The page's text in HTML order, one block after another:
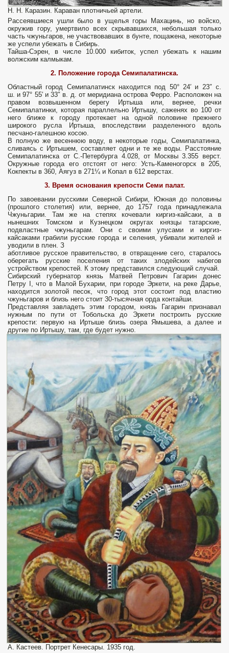
Н. Н. Каразин. Караван плотничьей артели.
Рассеявшиеся ушли было в ущелья горы Махацинь, но войско,
окружив гору, умертвило всех скрывавшихся, небольшая только
часть чжуньгаров, не участвовавших в бунте, пощажена, некоторые
же успели убежать в Сибирь.
Тайша-Сэрен, в числе 10.000 кибиток, успел убежать к нашим
волжским калмыкам.
2. Положение города Семипалатинска.
Областный город Семипалатинск находится под 50° 24′ и 23″ с.
ш. и 97° 55′ и 33″ в. д. от меридиана острова Ферро. Расположен на
правом возвышенном берегу Иртыша или, вернее, речки
Семипалатинки, которая параллельно Иртышу, саженях во 100 от
него ближе к городу протекает на одной половине прежнего
широкого русла Иртыша, впоследствии разделенного вдоль
песчано-галешною косою.
В полную же весеннюю воду, в некоторые годы, Семипалатинка,
сливаясь с Иртышем, составляет одни и те же воды. Расстояние
Семипалатинска от С.-Петербурга 4.028, от Москвы 3.355 верст.
Окружные города его отстоят от него: Усть-Каменогорск в 205,
Кокпекты в 360, Аягуз в 271¼ и Копал в 612 верстах.
3. Время основания крепости Семи палат.
По завоевании русскими Северной Сибири, Южная до половины
(прошлого столетия) или, вернее, до 1757 года принадлежала
Чжуньгарии. Там же на степях кочевали киргиз-кайсаки, а в
нынешних Томском и Кузнецком округах князцы татарские,
подвластные чжуньгарам. Они с своими улусами и киргиз-
кайсаками грабили русские города и селения, убивали жителей и
уводили в плен. З
аботливое русское правительство, в отвращение сего, старалось
оберегать русские поселения от таких злодейских набегов
устройством крепостей. К этому представился следующий случай.
Сибирский губернатор князь Матвей Петрович Гагарин донес
Петру I, что в Малой Бухарии, при городе Эркети, на реке Дарье,
находится золотой песок, что город этот состоит под властию
чжуньгаров и близь него стоит 30-тысячная орда контайши.
Представляя завладеть этим городом, князь Гагарин признавал
нужным по пути от Тобольска до Эркети построить русские
крепости: первую на Иртыше близь озера Ямышева, а далее и
другие по Иртышу, там, где будет нужно.
А. Кастеев. Портрет Кенесары. 1935 год.